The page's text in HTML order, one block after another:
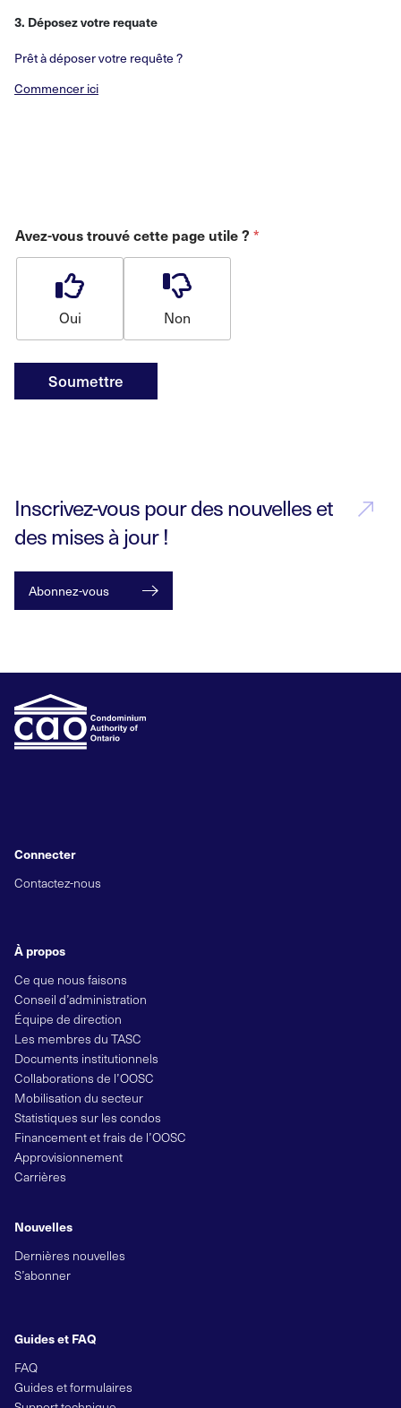
3. Déposez votre requate
Prêt à déposer votre requête ?
Commencer ici
Avez-vous trouvé cette page utile ? *
Oui Non
Soumettre
Inscrivez-vous pour des nouvelles et
des mises à jour !
Abonnez-vous
À propos
Ce que nous faisons
Conseil d’administration
Équipe de direction
Les membres du TASC
Documents institutionnels
Collaborations de l’OOSC
Mobilisation du secteur
Statistiques sur les condos
Financement et frais de l’OOSC
Approvisionnement
Carrières
Nouvelles
Dernières nouvelles
S’abonner
Guides et FAQ
FAQ
Guides et formulaires
Connecter
Contactez-nous